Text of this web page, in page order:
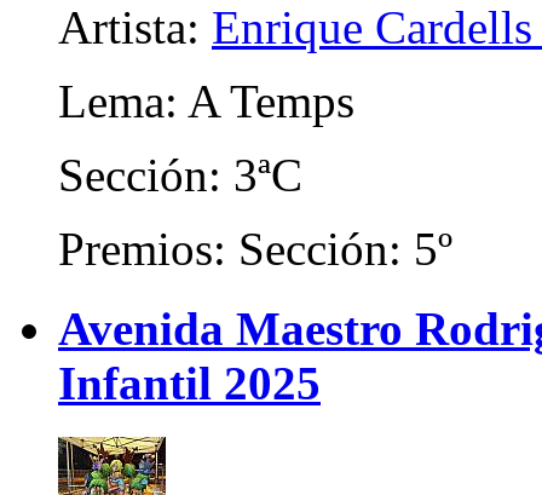
Artista: Enrique
Lema: A Temps
Sección: 3ªC
Premios: Sección: 5º
Avenida Maestro
Infantil 2025